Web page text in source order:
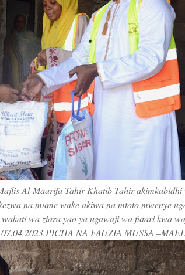
Al-Maarifa Tahir Khatib Tahir
na mume wake akiwa na mtoto mwenye
wa ziara yao ya ugawaji wa futari kwa
NA FAUZIA MUSSA